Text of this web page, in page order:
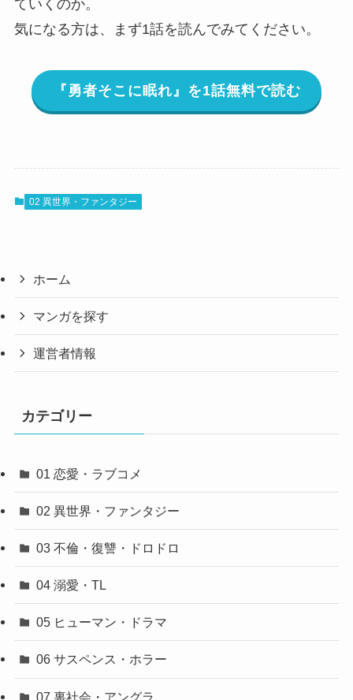
ていくのか。
気になる方は、まず1話を読んでみてください。
『勇者そこに眠れ』を1話無料で読む
02 異世界・ファンタジー
ホーム
マンガを探す
運営者情報
カテゴリー
01 恋愛・ラブコメ
02 異世界・ファンタジー
03 不倫・復讐・ドロドロ
04 溺愛・TL
05 ヒューマン・ドラマ
06 サスペンス・ホラー
07 裏社会・アングラ